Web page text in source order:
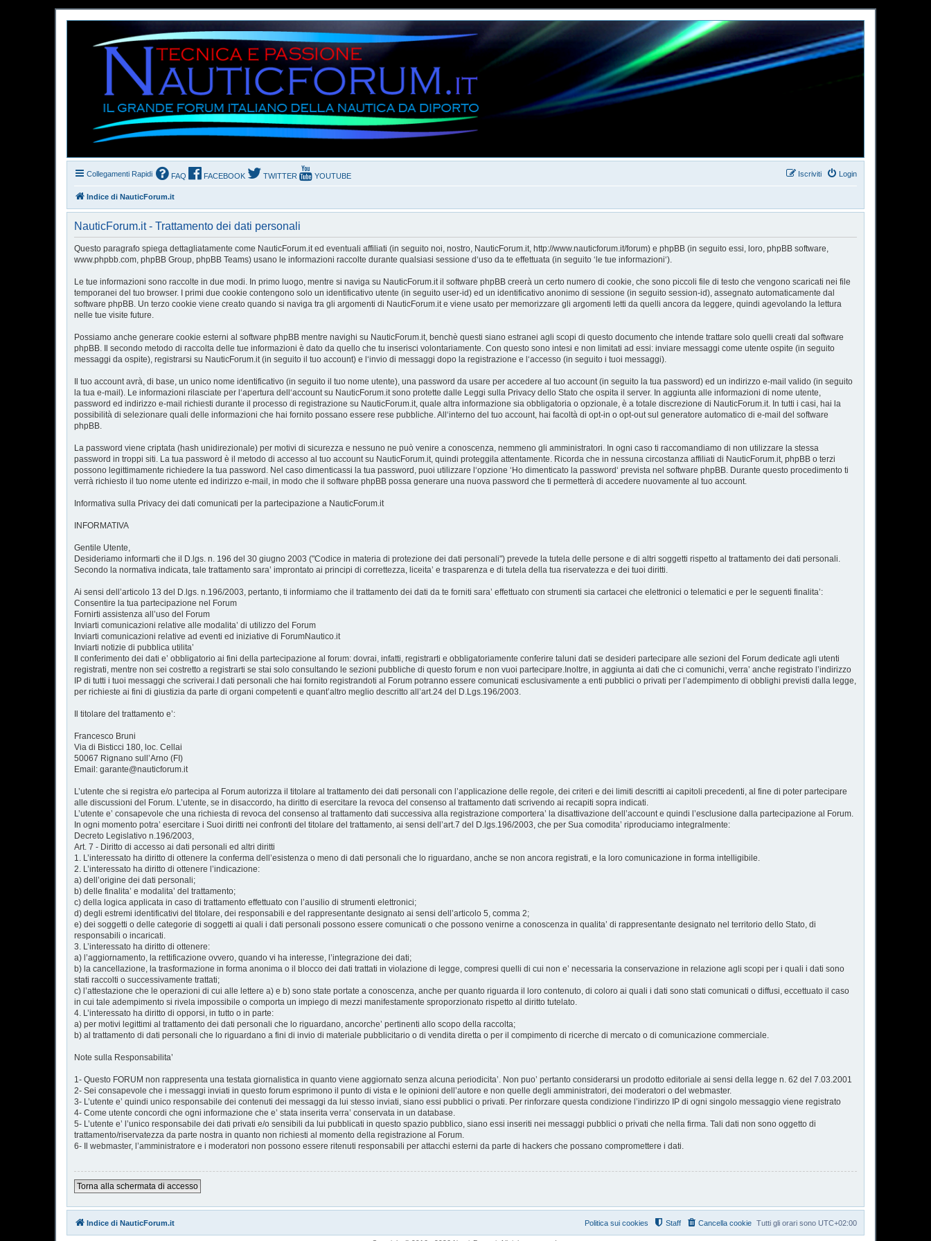
Collegamenti Rapidi FAQ FACEBOOK TWITTER YOUTUBE Login
Iscriviti
Indice di NauticForum.it
NauticForum.it - Trattamento dei dati personali
Questo paragrafo spiega dettagliatamente come NauticForum.it ed eventuali affiliati (in seguito noi, nostro, NauticForum.it, http://www.nauticforum.it/forum) e phpBB (in seguito essi, loro, phpBB software,
www.phpbb.com, phpBB Group, phpBB Teams) usano le informazioni raccolte durante qualsiasi sessione d‘uso da te effettuata (in seguito ‘le tue informazioni‘).
Le tue informazioni sono raccolte in due modi. In primo luogo, mentre si naviga su NauticForum.it il software phpBB creerà un certo numero di cookie, che sono piccoli file di testo che vengono scaricati nei file
temporanei del tuo browser. I primi due cookie contengono solo un identificativo utente (in seguito user-id) ed un identificativo anonimo di sessione (in seguito session-id), assegnato automaticamente dal
software phpBB. Un terzo cookie viene creato quando si naviga tra gli argomenti di NauticForum.it e viene usato per memorizzare gli argomenti letti da quelli ancora da leggere, quindi agevolando la lettura
nelle tue visite future.
Possiamo anche generare cookie esterni al software phpBB mentre navighi su NauticForum.it, benchè questi siano estranei agli scopi di questo documento che intende trattare solo quelli creati dal software
phpBB. Il secondo metodo di raccolta delle tue informazioni è dato da quello che tu inserisci volontariamente. Con questo sono intesi e non limitati ad essi: inviare messaggi come utente ospite (in seguito
messaggi da ospite), registrarsi su NauticForum.it (in seguito il tuo account) e l‘invio di messaggi dopo la registrazione e l‘accesso (in seguito i tuoi messaggi).
Il tuo account avrà, di base, un unico nome identificativo (in seguito il tuo nome utente), una password da usare per accedere al tuo account (in seguito la tua password) ed un indirizzo e-mail valido (in seguito
la tua e-mail). Le informazioni rilasciate per l‘apertura dell‘account su NauticForum.it sono protette dalle Leggi sulla Privacy dello Stato che ospita il server. In aggiunta alle informazioni di nome utente,
password ed indirizzo e-mail richiesti durante il processo di registrazione su NauticForum.it, quale altra informazione sia obbligatoria o opzionale, è a totale discrezione di NauticForum.it. In tutti i casi, hai la
possibilità di selezionare quali delle informazioni che hai fornito possano essere rese pubbliche. All‘interno del tuo account, hai facoltà di opt-in o opt-out sul generatore automatico di e-mail del software
phpBB.
La password viene criptata (hash unidirezionale) per motivi di sicurezza e nessuno ne può venire a conoscenza, nemmeno gli amministratori. In ogni caso ti raccomandiamo di non utilizzare la stessa
password in troppi siti. La tua password è il metodo di accesso al tuo account su NauticForum.it, quindi proteggila attentamente. Ricorda che in nessuna circostanza affiliati di NauticForum.it, phpBB o terzi
possono legittimamente richiedere la tua password. Nel caso dimenticassi la tua password, puoi utilizzare l‘opzione ‘Ho dimenticato la password‘ prevista nel software phpBB. Durante questo procedimento ti
verrà richiesto il tuo nome utente ed indirizzo e-mail, in modo che il software phpBB possa generare una nuova password che ti permetterà di accedere nuovamente al tuo account.
Informativa sulla Privacy dei dati comunicati per la partecipazione a NauticForum.it
INFORMATIVA
Gentile Utente,
Desideriamo informarti che il D.lgs. n. 196 del 30 giugno 2003 ("Codice in materia di protezione dei dati personali") prevede la tutela delle persone e di altri soggetti rispetto al trattamento dei dati personali.
Secondo la normativa indicata, tale trattamento sara’ improntato ai principi di correttezza, liceita’ e trasparenza e di tutela della tua riservatezza e dei tuoi diritti.
Ai sensi dell’articolo 13 del D.lgs. n.196/2003, pertanto, ti informiamo che il trattamento dei dati da te forniti sara’ effettuato con strumenti sia cartacei che elettronici o telematici e per le seguenti finalita’:
Consentire la tua partecipazione nel Forum
Fornirti assistenza all’uso del Forum
Inviarti comunicazioni relative alle modalita’ di utilizzo del Forum
Inviarti comunicazioni relative ad eventi ed iniziative di ForumNautico.it
Inviarti notizie di pubblica utilita’
Il conferimento dei dati e’ obbligatorio ai fini della partecipazione al forum: dovrai, infatti, registrarti e obbligatoriamente conferire taluni dati se desideri partecipare alle sezioni del Forum dedicate agli utenti
registrati, mentre non sei costretto a registrarti se stai solo consultando le sezioni pubbliche di questo forum e non vuoi partecipare.Inoltre, in aggiunta ai dati che ci comunichi, verra’ anche registrato l’indirizzo
IP di tutti i tuoi messaggi che scriverai.I dati personali che hai fornito registrandoti al Forum potranno essere comunicati esclusivamente a enti pubblici o privati per l’adempimento di obblighi previsti dalla legge,
per richieste ai fini di giustizia da parte di organi competenti e quant’altro meglio descritto all’art.24 del D.Lgs.196/2003.
Il titolare del trattamento e’:
Francesco Bruni
Via di Bisticci 180, loc. Cellai
50067 Rignano sull’Arno (FI)
Email: garante@nauticforum.it
L’utente che si registra e/o partecipa al Forum autorizza il titolare al trattamento dei dati personali con l’applicazione delle regole, dei criteri e dei limiti descritti ai capitoli precedenti, al fine di poter partecipare
alle discussioni del Forum. L’utente, se in disaccordo, ha diritto di esercitare la revoca del consenso al trattamento dati scrivendo ai recapiti sopra indicati.
L’utente e’ consapevole che una richiesta di revoca del consenso al trattamento dati successiva alla registrazione comportera’ la disattivazione dell’account e quindi l’esclusione dalla partecipazione al Forum.
In ogni momento potra’ esercitare i Suoi diritti nei confronti del titolare del trattamento, ai sensi dell’art.7 del D.lgs.196/2003, che per Sua comodita’ riproduciamo integralmente:
Decreto Legislativo n.196/2003,
Art. 7 - Diritto di accesso ai dati personali ed altri diritti
1. L’interessato ha diritto di ottenere la conferma dell’esistenza o meno di dati personali che lo riguardano, anche se non ancora registrati, e la loro comunicazione in forma intelligibile.
2. L’interessato ha diritto di ottenere l’indicazione:
a) dell’origine dei dati personali;
b) delle finalita’ e modalita’ del trattamento;
c) della logica applicata in caso di trattamento effettuato con l’ausilio di strumenti elettronici;
d) degli estremi identificativi del titolare, dei responsabili e del rappresentante designato ai sensi dell’articolo 5, comma 2;
e) dei soggetti o delle categorie di soggetti ai quali i dati personali possono essere comunicati o che possono venirne a conoscenza in qualita’ di rappresentante designato nel territorio dello Stato, di
responsabili o incaricati.
3. L’interessato ha diritto di ottenere:
a) l’aggiornamento, la rettificazione ovvero, quando vi ha interesse, l’integrazione dei dati;
b) la cancellazione, la trasformazione in forma anonima o il blocco dei dati trattati in violazione di legge, compresi quelli di cui non e’ necessaria la conservazione in relazione agli scopi per i quali i dati sono
stati raccolti o successivamente trattati;
c) l’attestazione che le operazioni di cui alle lettere a) e b) sono state portate a conoscenza, anche per quanto riguarda il loro contenuto, di coloro ai quali i dati sono stati comunicati o diffusi, eccettuato il caso
in cui tale adempimento si rivela impossibile o comporta un impiego di mezzi manifestamente sproporzionato rispetto al diritto tutelato.
4. L’interessato ha diritto di opporsi, in tutto o in parte:
a) per motivi legittimi al trattamento dei dati personali che lo riguardano, ancorche’ pertinenti allo scopo della raccolta;
b) al trattamento di dati personali che lo riguardano a fini di invio di materiale pubblicitario o di vendita diretta o per il compimento di ricerche di mercato o di comunicazione commerciale.
Note sulla Responsabilita’
1- Questo FORUM non rappresenta una testata giornalistica in quanto viene aggiornato senza alcuna periodicita’. Non puo’ pertanto considerarsi un prodotto editoriale ai sensi della legge n. 62 del 7.03.2001
2- Sei consapevole che i messaggi inviati in questo forum esprimono il punto di vista e le opinioni dell’autore e non quelle degli amministratori, dei moderatori o del webmaster.
3- L’utente e’ quindi unico responsabile dei contenuti dei messaggi da lui stesso inviati, siano essi pubblici o privati. Per rinforzare questa condizione l’indirizzo IP di ogni singolo messaggio viene registrato
4- Come utente concordi che ogni informazione che e’ stata inserita verra’ conservata in un database.
5- L’utente e’ l’unico responsabile dei dati privati e/o sensibili da lui pubblicati in questo spazio pubblico, siano essi inseriti nei messaggi pubblici o privati che nella firma. Tali dati non sono oggetto di
trattamento/riservatezza da parte nostra in quanto non richiesti al momento della registrazione al Forum.
6- Il webmaster, l’amministratore e i moderatori non possono essere ritenuti responsabili per attacchi esterni da parte di hackers che possano compromettere i dati.
Torna alla schermata di accesso
Indice di NauticForum.it Tutti gli orari sono UTC+02:00
Cancella cookie
Staff
Politica sui cookies